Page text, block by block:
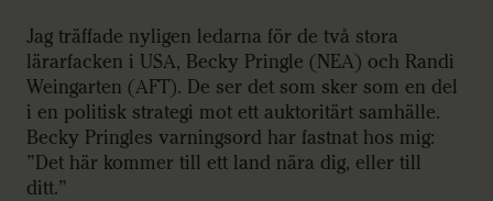
Jag träffade nyligen ledarna för de två stora
lärarfacken i USA, Becky Pringle (NEA) och Randi
Weingarten (AFT). De ser det som sker som en del
i en politisk strategi mot ett auktoritärt samhälle.
Becky Pringles varningsord har fastnat hos mig:
”Det här kommer till ett land nära dig, eller till
ditt.”